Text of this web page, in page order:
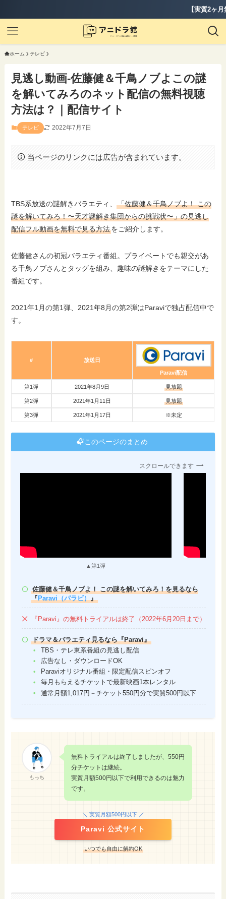
【実質2ヶ月無料】『ディズ
ホーム テレビ
見逃し動画-佐藤健＆千鳥ノブよこの謎
を解いてみろのネット配信の無料視聴
方法は？｜配信サイト
テレビ 2022年7月7日
当ページのリンクには広告が含まれています。
TBS系放送の謎解きバラエティ、「佐藤健＆千鳥ノブよ！ この
謎を解いてみろ！〜天才謎解き集団からの挑戦状〜」の見逃し
配信フル動画を無料で見る方法をご紹介します。
佐藤健さんの初冠バラエティ番組。プライベートでも親交があ
る千鳥ノブさんとタッグを組み、趣味の謎解きをテーマにした
番組です。
2021年1月の第1弾、2021年8月の第2弾はParaviで独占配信中で
す。
# 放送日
Paravi配信
第1弾 2021年8月9日 見放題
第2弾 2021年1月11日 見放題
第3弾 2021年1月17日 ※未定
このページのまとめ
スクロールできます
▲第1弾
佐藤健＆千鳥ノブよ！ この謎を解いてみろ！を見るなら
『 Paravi（パラビ） 』
『Paravi』の無料トライアルは終了（2022年6月20日まで）
ドラマ＆バラエティ見るなら『Paravi』
TBS・テレ東系番組の見逃し配信
広告なし・ダウンロードOK
Paraviオリジナル番組・限定配信スピンオフ
毎月もらえるチケットで最新映画1本レンタル
通常月額1,017円－チケット550円分で実質500円以下
もっち
無料トライアルは終了しましたが、550円
分チケットは継続。
実質月額500円以下で利用できるのは魅力
です。
＼ 実質月額500円以下 ／
Paravi 公式サイト
いつでも自由に解約OK